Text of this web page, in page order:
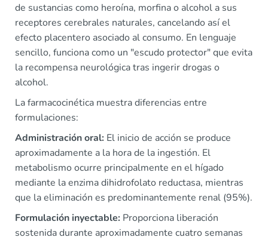
de sustancias como heroína, morfina o alcohol a sus
receptores cerebrales naturales, cancelando así el
efecto placentero asociado al consumo. En lenguaje
sencillo, funciona como un "escudo protector" que evita
la recompensa neurológica tras ingerir drogas o
alcohol.
La farmacocinética muestra diferencias entre
formulaciones:
Administración oral: El inicio de acción se produce
aproximadamente a la hora de la ingestión. El
metabolismo ocurre principalmente en el hígado
mediante la enzima dihidrofolato reductasa, mientras
que la eliminación es predominantemente renal (95%).
Formulación inyectable: Proporciona liberación
sostenida durante aproximadamente cuatro semanas